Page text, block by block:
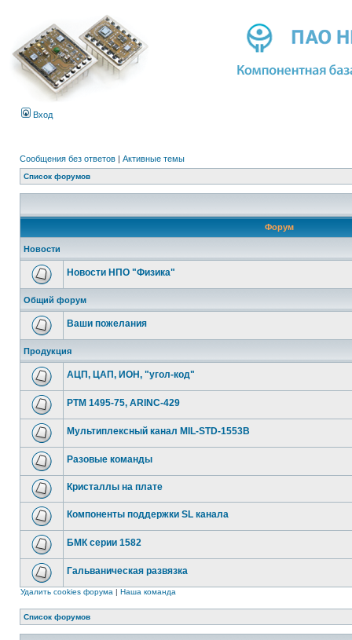
Вход
Сообщения без ответов | Активные темы
Список форумов
Форум
Новости
Новости НПО "Физика"
Общий форум
Ваши пожелания
Продукция
АЦП, ЦАП, ИОН, "угол-код"
РТМ 1495-75, ARINC-429
Мультиплексный канал MIL-STD-1553B
Разовые команды
Кристаллы на плате
Компоненты поддержки SL канала
БМК серии 1582
Гальваническая развязка
Удалить cookies форума | Наша команда
Список форумов